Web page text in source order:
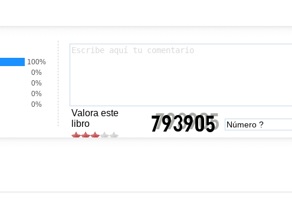
100%
0%
0%
0%
0%
Valora este
libro